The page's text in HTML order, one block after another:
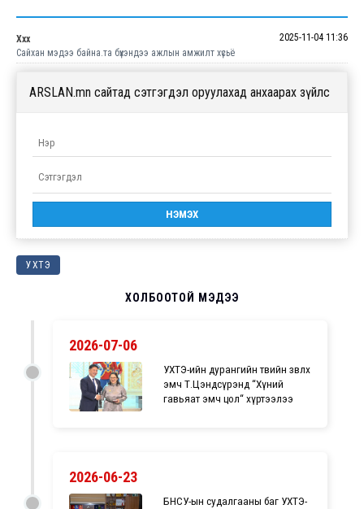
Ххх
2025-11-04 11:36
Сайхан мэдээ байна.та бүхэндээ ажлын амжилт хүсьё
ARSLAN.mn сайтад сэтгэгдэл оруулахад анхаарах зүйлс
УХТЭ
ХОЛБООТОЙ МЭДЭЭ
2026-07-06
УХТЭ-ийн дурангийн төвийн зөвлөх
эмч Т.Цэндсүрэнд “Хүний
гавьяат эмч цол“ хүртээлээ
2026-06-23
БНСУ-ын судалгааны баг УХТЭ-